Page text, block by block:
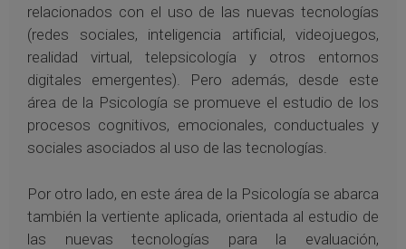
relacionados con el uso de las nuevas tecnologías
(redes sociales, inteligencia artificial, videojuegos,
realidad virtual, telepsicología y otros entornos
digitales emergentes). Pero además, desde este
área de la Psicología se promueve el estudio de los
procesos cognitivos, emocionales, conductuales y
sociales asociados al uso de las tecnologías.
Por otro lado, en este área de la Psicología se abarca
también la vertiente aplicada, orientada al estudio de
las nuevas tecnologías para la evaluación,